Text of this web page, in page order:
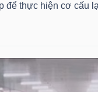
để thực hiện cơ cấu